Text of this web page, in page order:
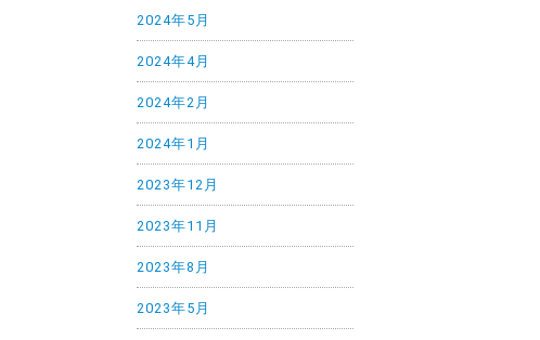
2024年5月
2024年4月
2024年2月
2024年1月
2023年12月
2023年11月
2023年8月
2023年5月